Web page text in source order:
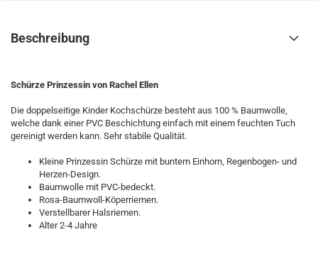
Beschreibung
Schürze Prinzessin von Rachel Ellen
Die doppelseitige Kinder Kochschürze besteht aus 100 % Baumwolle,
welche dank einer PVC Beschichtung einfach mit einem feuchten Tuch
gereinigt werden kann. Sehr stabile Qualität.
Kleine Prinzessin Schürze mit buntem Einhorn, Regenbogen- und
Herzen-Design.
Baumwolle mit PVC-bedeckt.
Rosa-Baumwoll-Köperriemen.
Verstellbarer Halsriemen.
Alter 2-4 Jahre